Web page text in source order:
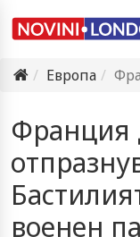
Европа
Франция
военен